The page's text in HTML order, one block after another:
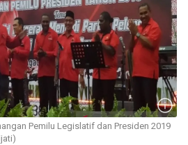
Pemilu Legislatif dan Presiden 2019